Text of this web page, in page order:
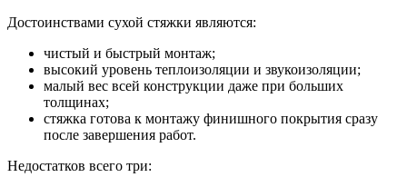
Достоинствами сухой стяжки являются:
чистый и быстрый монтаж;
высокий уровень теплоизоляции и звукоизоляции;
малый вес всей конструкции даже при больших
толщинах;
стяжка готова к монтажу финишного покрытия сразу
после завершения работ.
Недостатков всего три: